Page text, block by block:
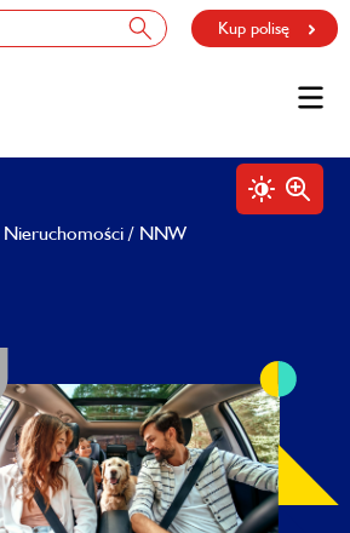
Kup polisę
Nieruchomości NNW